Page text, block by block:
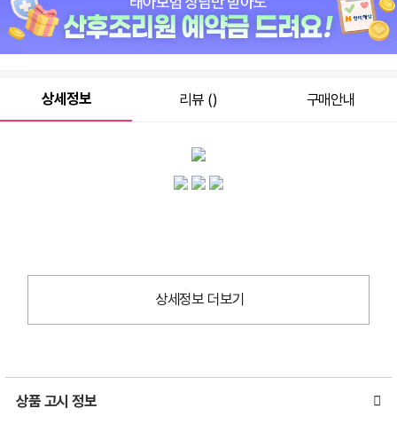
총 상품 금액 0원
기
상세정보 리뷰 () 구매안내
상세정보 더보기
상품 고시 정보